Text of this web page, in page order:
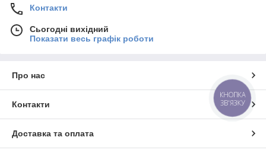
Контакти
Сьогодні вихідний
Показати весь графік роботи
Про нас
Контакти
Доставка та оплата
КНОПКА
ЗВ'ЯЗКУ